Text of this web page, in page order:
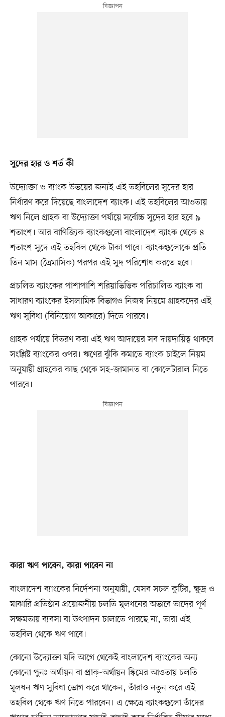
সুদের হার ও শর্ত কী
উদ্যোক্তা ও ব্যাংক উভয়ের জন্যই এই তহবিলের সুদের হার
নির্ধারণ করে দিয়েছে বাংলাদেশ ব্যাংক। এই তহবিলের আওতায়
ঋণ নিলে গ্রাহক বা উদ্যোক্তা পর্যায়ে সর্বোচ্চ সুদের হার হবে ৯
শতাংশ। আর বাণিজ্যিক ব্যাংকগুলো বাংলাদেশ ব্যাংক থেকে ৪
শতাংশ সুদে এই তহবিল থেকে টাকা পাবে। ব্যাংকগুলোকে প্রতি
তিন মাস (ত্রৈমাসিক) পরপর এই সুদ পরিশোধ করতে হবে।
প্রচলিত ব্যাংকের পাশাপাশি শরিয়াভিত্তিক পরিচালিত ব্যাংক বা
সাধারণ ব্যাংকের ইসলামিক বিভাগও নিজস্ব নিয়মে গ্রাহকদের এই
ঋণ সুবিধা (বিনিয়োগ আকারে) দিতে পারবে।
গ্রাহক পর্যায়ে বিতরণ করা এই ঋণ আদায়ের সব দায়দায়িত্ব থাকবে
সংশ্লিষ্ট ব্যাংকের ওপর। ঋণের ঝুঁকি কমাতে ব্যাংক চাইলে নিয়ম
অনুযায়ী গ্রাহকের কাছ থেকে সহ-জামানত বা কোলেটারাল নিতে
পারবে।
কারা ঋণ পাবেন, কারা পাবেন না
বাংলাদেশ ব্যাংকের নির্দেশনা অনুযায়ী, যেসব সচল কুটির, ক্ষুদ্র ও
মাঝারি প্রতিষ্ঠান প্রয়োজনীয় চলতি মূলধনের অভাবে তাদের পূর্ণ
সক্ষমতায় ব্যবসা বা উৎপাদন চালাতে পারছে না, তারা এই
তহবিল থেকে ঋণ পাবে।
কোনো উদ্যোক্তা যদি আগে থেকেই বাংলাদেশ ব্যাংকের অন্য
কোনো পুনঃ অর্থায়ন বা প্রাক্‌-অর্থায়ন স্কিমের আওতায় চলতি
মূলধন ঋণ সুবিধা ভোগ করে থাকেন, তাঁরাও নতুন করে এই
তহবিল থেকে ঋণ নিতে পারবেন। এ ক্ষেত্রে ব্যাংকগুলো তাঁদের